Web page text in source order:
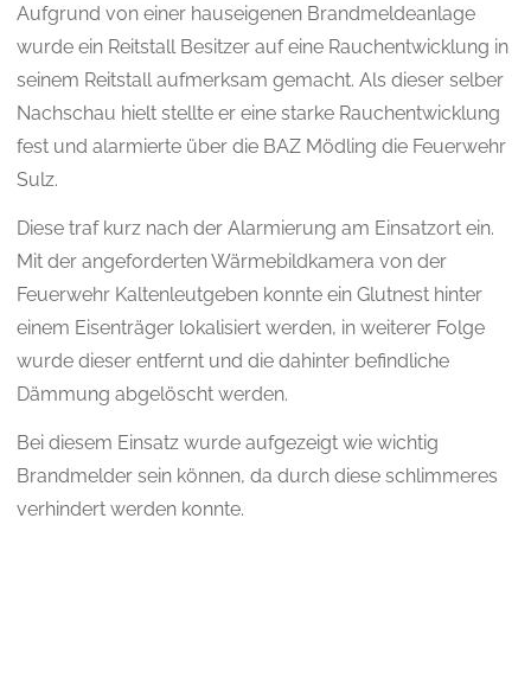
Aufgrund von einer hauseigenen Brandmeldeanlage
wurde ein Reitstall Besitzer auf eine Rauchentwicklung in
seinem Reitstall aufmerksam gemacht. Als dieser selber
Nachschau hielt stellte er eine starke Rauchentwicklung
fest und alarmierte über die BAZ Mödling die Feuerwehr
Sulz.
Diese traf kurz nach der Alarmierung am Einsatzort ein.
Mit der angeforderten Wärmebildkamera von der
Feuerwehr Kaltenleutgeben konnte ein Glutnest hinter
einem Eisenträger lokalisiert werden, in weiterer Folge
wurde dieser entfernt und die dahinter befindliche
Dämmung abgelöscht werden.
Bei diesem Einsatz wurde aufgezeigt wie wichtig
Brandmelder sein können, da durch diese schlimmeres
verhindert werden konnte.